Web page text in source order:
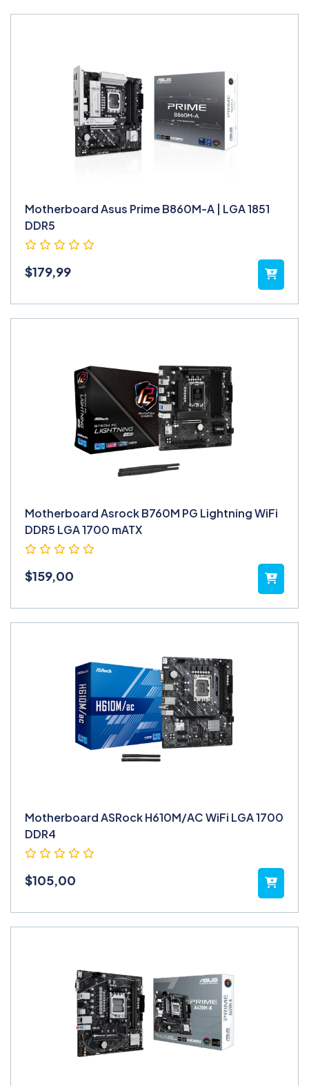
Motherboard Asus Prime B860M-A | LGA 1851
DDR5
$179,99
Motherboard Asrock B760M PG Lightning WiFi
DDR5 LGA 1700 mATX
$159,00
Motherboard ASRock H610M/AC WiFi LGA 1700
DDR4
$105,00